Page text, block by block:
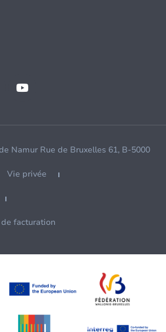
Namur Rue de Bruxelles 61, B-5000
Vie privée
facturation